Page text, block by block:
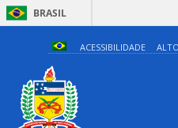
BRASIL
ACESSIBILIDADE